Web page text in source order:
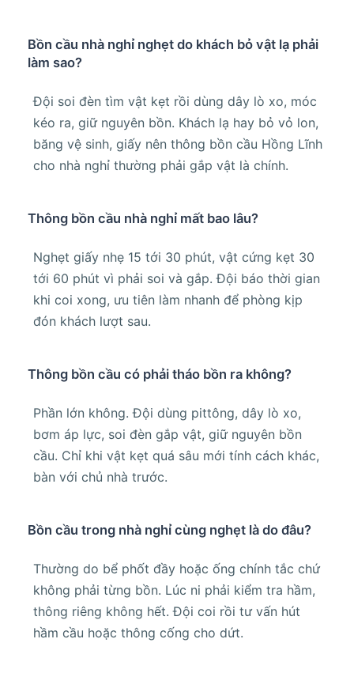
Bồn cầu nhà nghỉ nghẹt do khách bỏ vật lạ phải
làm sao?
Đội soi đèn tìm vật kẹt rồi dùng dây lò xo, móc
kéo ra, giữ nguyên bồn. Khách lạ hay bỏ vỏ lon,
băng vệ sinh, giấy nên thông bồn cầu Hồng Lĩnh
cho nhà nghỉ thường phải gắp vật là chính.
Thông bồn cầu nhà nghỉ mất bao lâu?
Nghẹt giấy nhẹ 15 tới 30 phút, vật cứng kẹt 30
tới 60 phút vì phải soi và gắp. Đội báo thời gian
khi coi xong, ưu tiên làm nhanh để phòng kịp
đón khách lượt sau.
Thông bồn cầu có phải tháo bồn ra không?
Phần lớn không. Đội dùng pittông, dây lò xo,
bơm áp lực, soi đèn gắp vật, giữ nguyên bồn
cầu. Chỉ khi vật kẹt quá sâu mới tính cách khác,
bàn với chủ nhà trước.
Bồn cầu trong nhà nghỉ cùng nghẹt là do đâu?
Thường do bể phốt đầy hoặc ống chính tắc chứ
không phải từng bồn. Lúc ni phải kiểm tra hầm,
thông riêng không hết. Đội coi rồi tư vấn hút
hầm cầu hoặc thông cống cho dứt.